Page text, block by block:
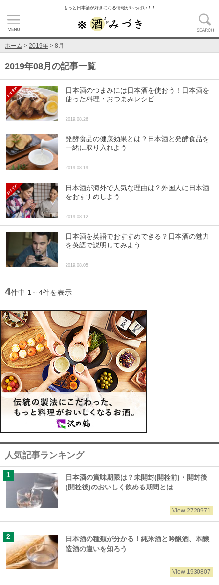
もっと日本酒が好きになる情報がいっぱい！！
ホーム > 2019年 > 8月
2019年08月の記事一覧
日本酒のつまみには日本酒を使おう！日本酒を
使った料理・おつまみレシピ
2019.08.26
発酵食品の健康効果とは？日本酒と発酵食品を
一緒に取り入れよう
2019.08.19
日本酒が海外で人気な理由は？外国人に日本酒
をおすすめしよう
2019.08.12
日本酒を英語でおすすめできる？日本酒の魅力
を英語で説明してみよう
2019.08.05
4件中 1～4件を表示
人気記事ランキング
日本酒の賞味期限は？未開封(開栓前)・開封後
(開栓後)のおいしく飲める期間とは
View 2720971
日本酒の種類が分かる！純米酒と吟醸酒、本醸
造酒の違いを知ろう
View 1930807